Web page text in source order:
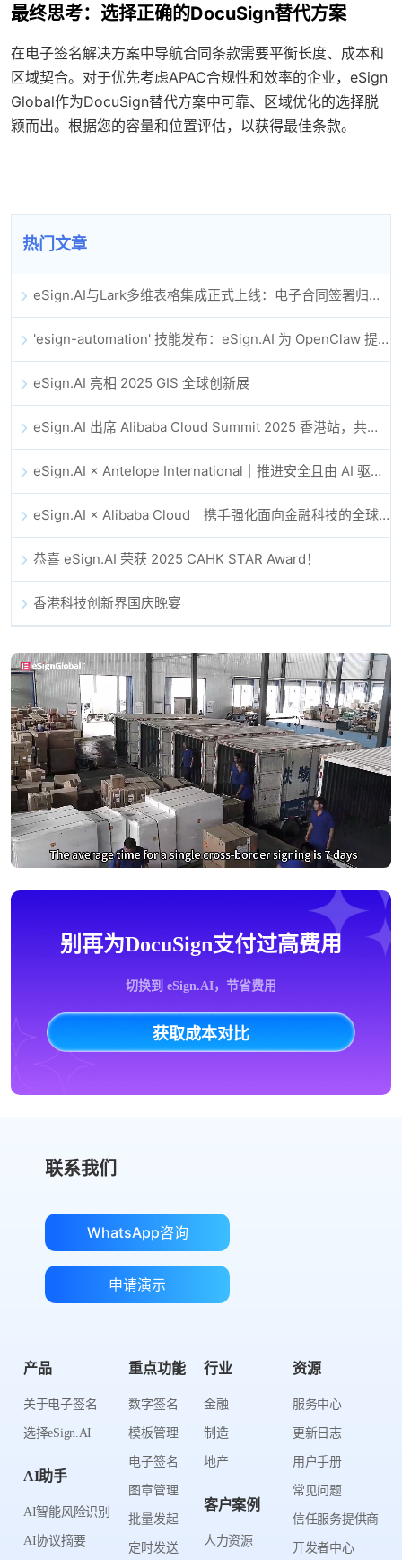
最终思考：选择正确的DocuSign替代方案
在电子签名解决方案中导航合同条款需要平衡长度、成本和
区域契合。对于优先考虑APAC合规性和效率的企业，eSign
Global作为DocuSign替代方案中可靠、区域优化的选择脱
颖而出。根据您的容量和位置评估，以获得最佳条款。
热门文章
eSign.AI与Lark多维表格集成正式上线：电子合同签署归档全程自动化
'esign-automation' 技能发布：eSign.AI 为 OpenClaw 提供自动化电子签名能力
eSign.AI 亮相 2025 GIS 全球创新展
eSign.AI 出席 Alibaba Cloud Summit 2025 香港站，共同探讨 AI 驱动的云创新与数字信任未来
eSign.AI × Antelope International｜推进安全且由 AI 驱动的数字化工作流
eSign.AI × Alibaba Cloud｜携手强化面向金融科技的全球数字信任
恭喜 eSign.AI 荣获 2025 CAHK STAR Award！
香港科技创新界国庆晚宴
别再为DocuSign支付过高费用
切换到 eSign.AI，节省费用
获取成本对比
联系我们
WhatsApp咨询
申请演示
产品
关于电子签名
选择eSign.AI
AI助手
AI智能风险识别
AI协议摘要
重点功能
数字签名
模板管理
电子签名
图章管理
批量发起
定时发送
行业
金融
制造
地产
客户案例
人力资源
资源
服务中心
更新日志
用户手册
常见问题
信任服务提供商
开发者中心